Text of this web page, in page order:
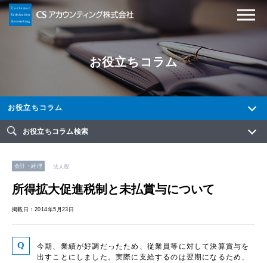
お役立ちコラム
お役立ちコラム
お役立ちコラム検索
会計・経理 法人税
所得拡大促進税制と未払賞与について
掲載日：2014年5月23日
今期、業績が好調だったため、従業員等に対して決算賞与を
出すことにしました。実際に支給するのは翌期になるため、